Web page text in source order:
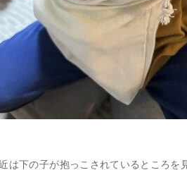
は下の子が抱っこされているところを